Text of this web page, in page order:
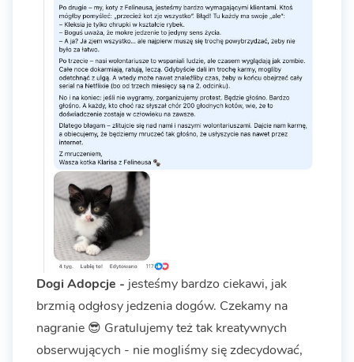
Dogi Adopcje - jesteśmy bardzo ciekawi, jak
brzmią odgłosy jedzenia dogów. Czekamy na
nagranie 😎 Gratulujemy też tak kreatywnych
obserwujących - nie mogliśmy się zdecydować,